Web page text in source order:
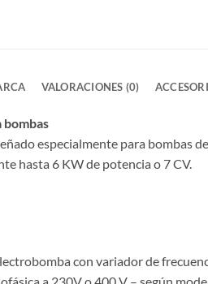
VALORACIONES (0)
especialmente para bombas
hasta 6 KW de potencia o 7 CV.
con variador de